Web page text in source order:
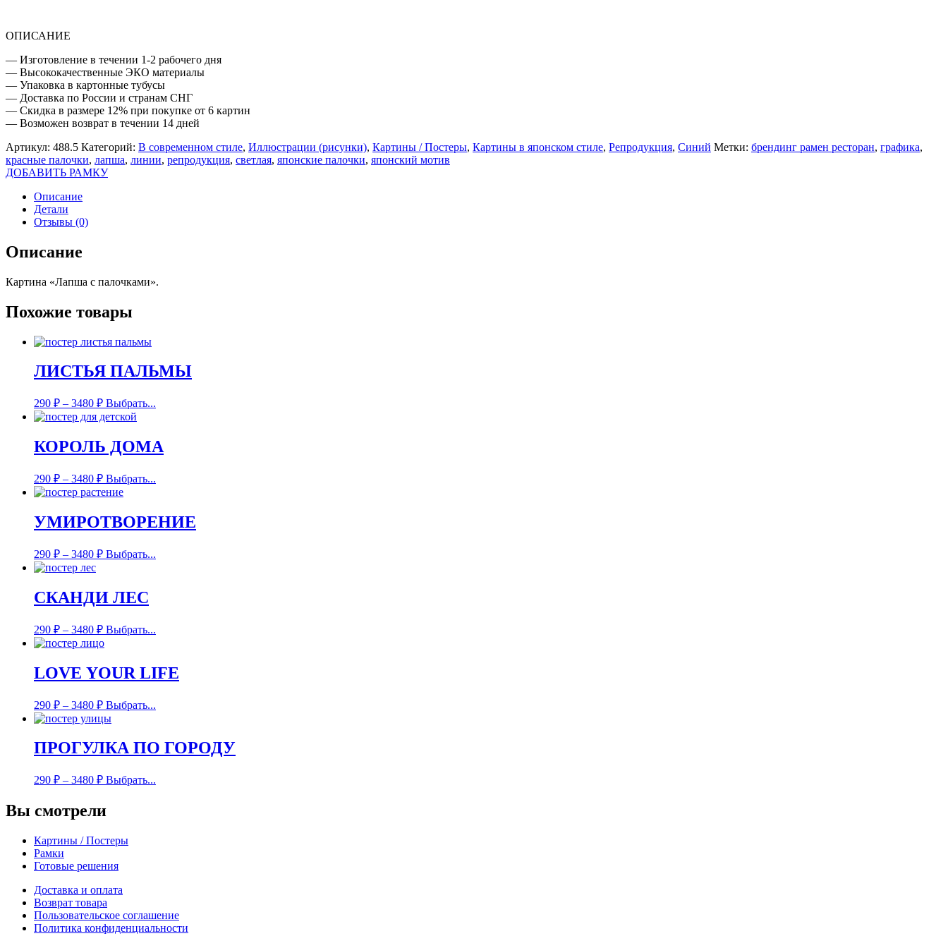
ОПИСАНИЕ
— Изготовление в течении 1-2 рабочего дня
— Высококачественные ЭКО материалы
— Упаковка в картонные тубусы
— Доставка по России и странам СНГ
— Скидка в размере 12% при покупке от 6 картин
— Возможен возврат в течении 14 дней
Артикул: 488.5 Категорий: В современном стиле, Иллюстрации (рисунки), Картины / Постеры, Картины в японском стиле, Репродукция, Синий Метки: брендинг рамен ресторан, графика,
красные палочки, лапша, линии, репродукция, светлая, японские палочки, японский мотив
ДОБАВИТЬ РАМКУ
Описание
Детали
Отзывы (0)
Описание
Картина «Лапша с палочками».
Похожие товары
ЛИСТЬЯ ПАЛЬМЫ
290 ₽ – 3480 ₽ Выбрать...
КОРОЛЬ ДОМА
290 ₽ – 3480 ₽ Выбрать...
УМИРОТВОРЕНИЕ
290 ₽ – 3480 ₽ Выбрать...
СКАНДИ ЛЕС
290 ₽ – 3480 ₽ Выбрать...
LOVE YOUR LIFE
290 ₽ – 3480 ₽ Выбрать...
ПРОГУЛКА ПО ГОРОДУ
290 ₽ – 3480 ₽ Выбрать...
Вы смотрели
Картины / Постеры
Рамки
Готовые решения
Доставка и оплата
Возврат товара
Пользовательское соглашение
Политика конфиденциальности